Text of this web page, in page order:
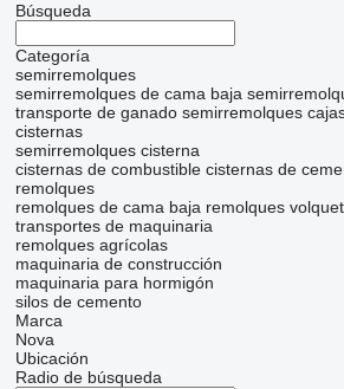
Búsqueda
Categoría
semirremolques
semirremolques de cama baja
transporte de ganado semirremolques
cisternas
semirremolques cisterna
cisternas de combustible cisternas de
remolques
remolques de cama baja remolques
transportes de maquinaria
remolques agrícolas
maquinaria de construcción
maquinaria para hormigón
silos de cemento
Marca
Nova
Ubicación
Radio de búsqueda